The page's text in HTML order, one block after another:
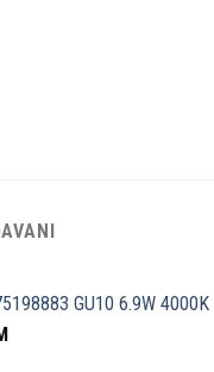
GU10 6.9W 4000K